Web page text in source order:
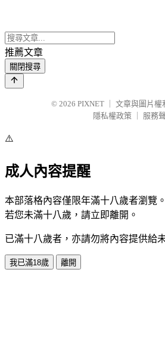
推薦文章
關閉搜尋
© 2026 PIXNET
文章與圖片權
隱私權政策
服務
⚠️
成人內容提醒
本部落格內容僅限年滿十八歲者瀏覽。
若您未滿十八歲，請立即離開。
已滿十八歲者，亦請勿將內容提供給
我已滿18歲 離開